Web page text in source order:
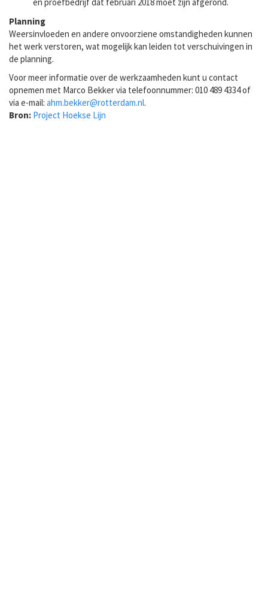
Planning
Weersinvloeden en andere onvoorziene omstandigheden kunnen
het werk verstoren, wat mogelijk kan leiden tot verschuivingen in
de planning.
Voor meer informatie over de werkzaamheden kunt u contact
opnemen met Marco Bekker via telefoonnummer: 010 489 4334 of
via e-mail: ahm.bekker@rotterdam.nl.
Bron: Project Hoekse Lijn